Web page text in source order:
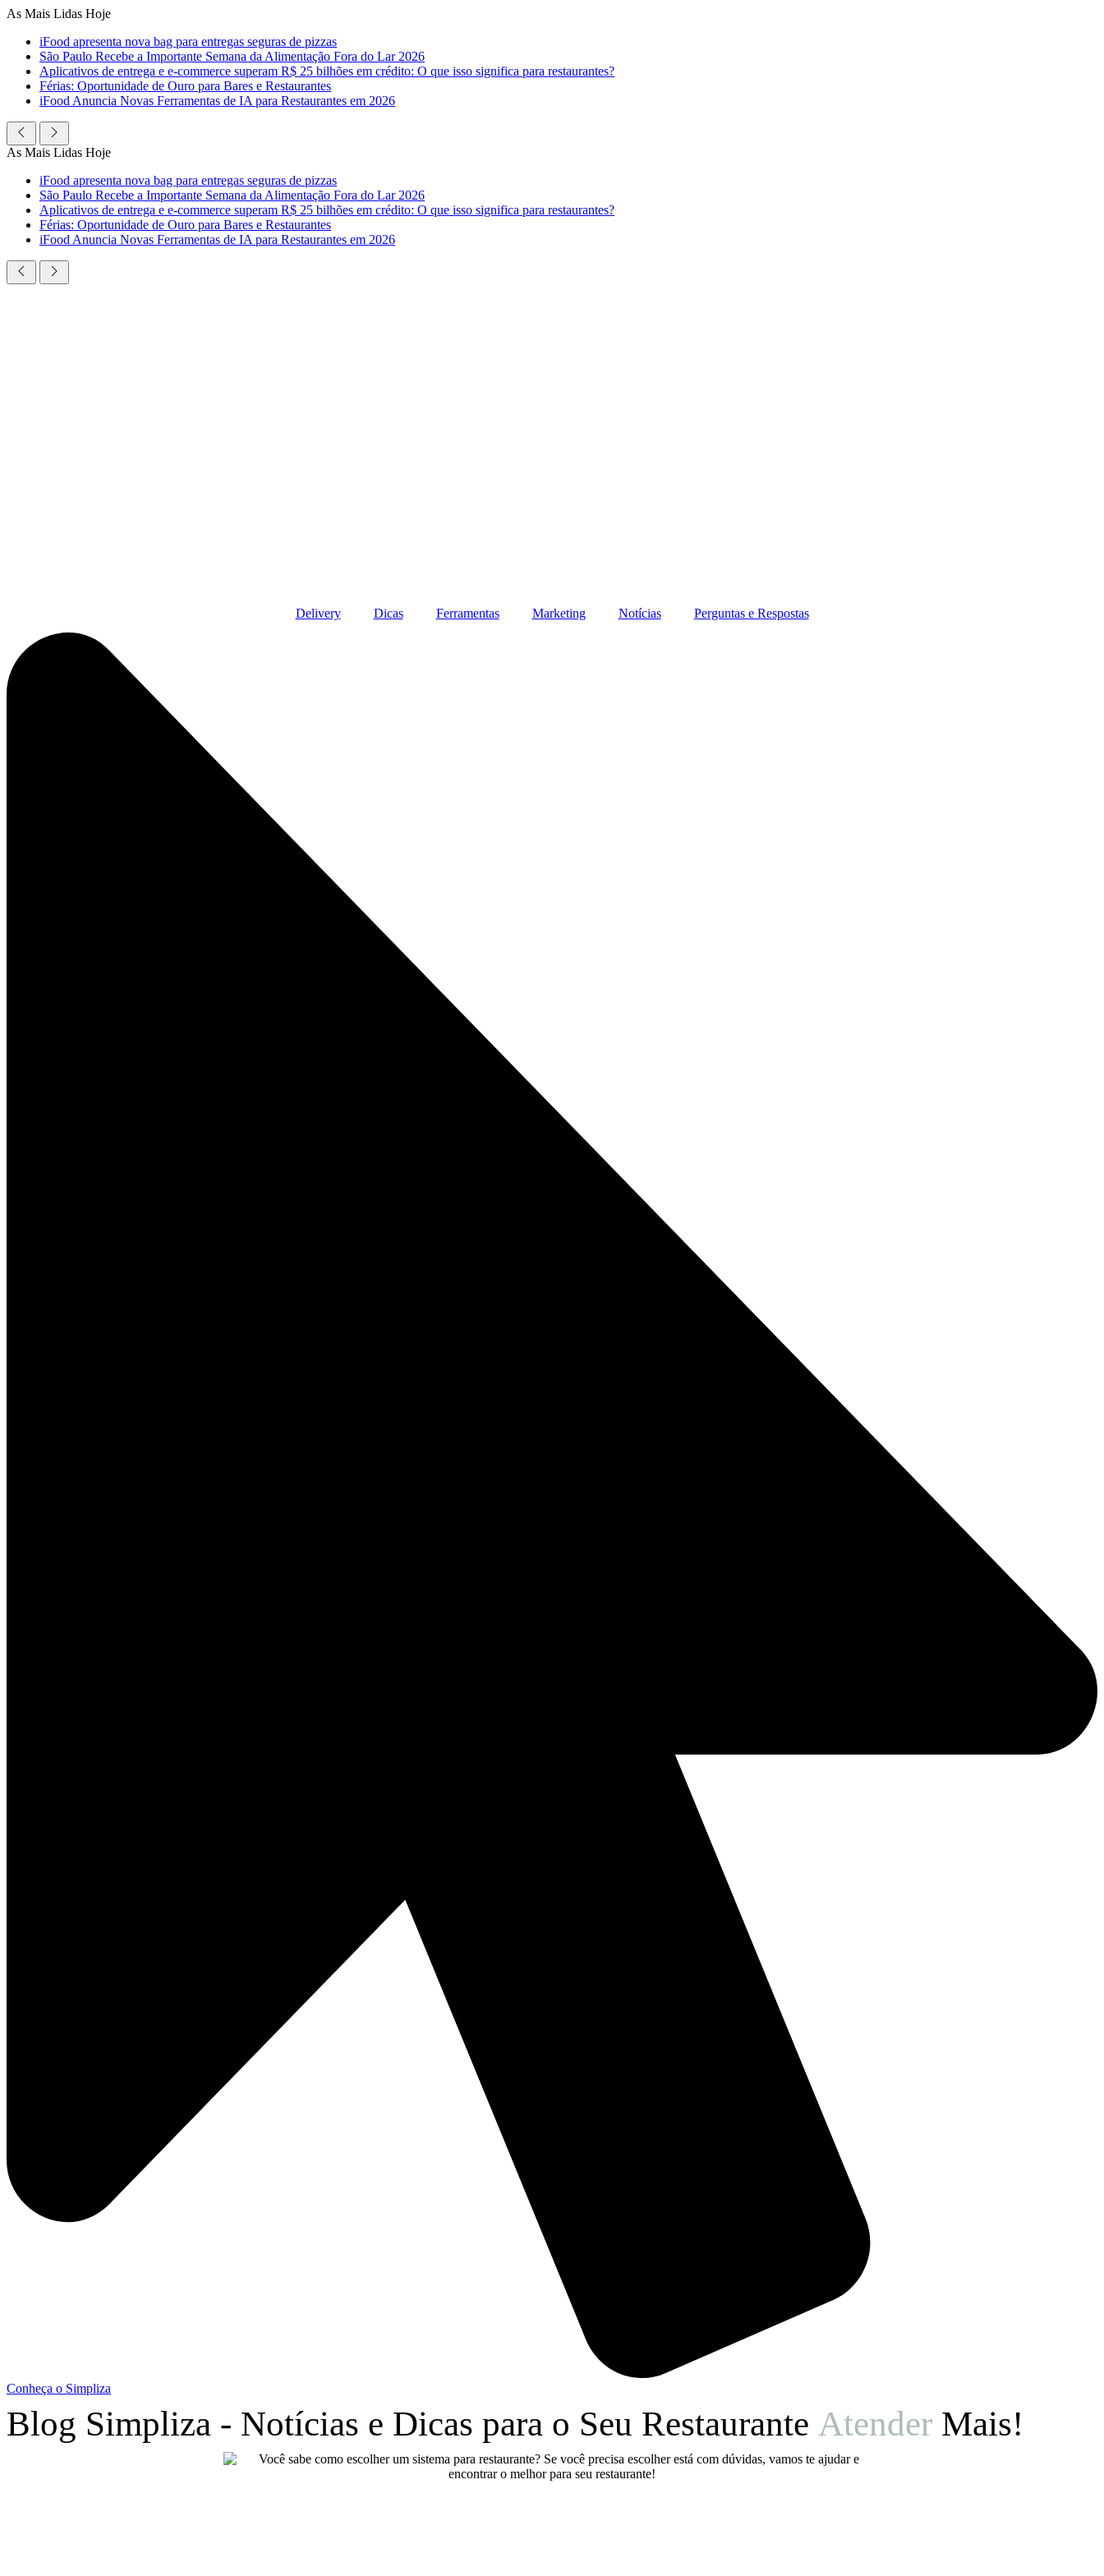
Ir
conteúdo
As Mais Lidas Hoje
iFood apresenta nova bag para entregas seguras de pizzas
São Paulo Recebe a Importante Semana da Alimentação Fora do Lar 2026
Aplicativos de entrega e e-commerce superam R$ 25 bilhões em crédito: O que isso significa para restaurantes?
Férias: Oportunidade de Ouro para Bares e Restaurantes
iFood Anuncia Novas Ferramentas de IA para Restaurantes em 2026
As Mais Lidas Hoje
iFood apresenta nova bag para entregas seguras de pizzas
São Paulo Recebe a Importante Semana da Alimentação Fora do Lar 2026
Aplicativos de entrega e e-commerce superam R$ 25 bilhões em crédito: O que isso significa para restaurantes?
Férias: Oportunidade de Ouro para Bares e Restaurantes
iFood Anuncia Novas Ferramentas de IA para Restaurantes em 2026
Delivery Dicas Ferramentas Marketing Notícias Perguntas e Respostas
Conheça o Simpliza
Blog Simpliza - Notícias e Dicas para o Seu Restaurante Atender Mais!